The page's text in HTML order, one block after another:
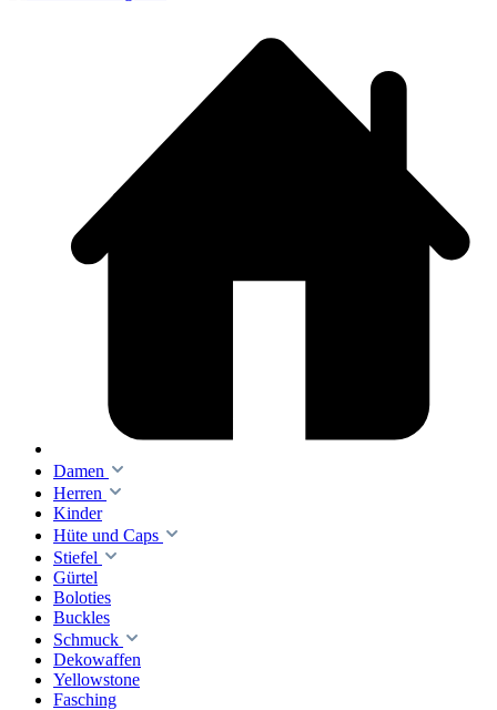
Damen
Herren
Kinder
Hüte und Caps
Stiefel
Gürtel
Boloties
Buckles
Schmuck
Dekowaffen
Yellowstone
Fasching